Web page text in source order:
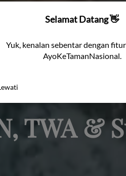
TWA &
Selamat Datang👋
Yuk, kenalan sebentar dengan
AyoKeTamanNasional.